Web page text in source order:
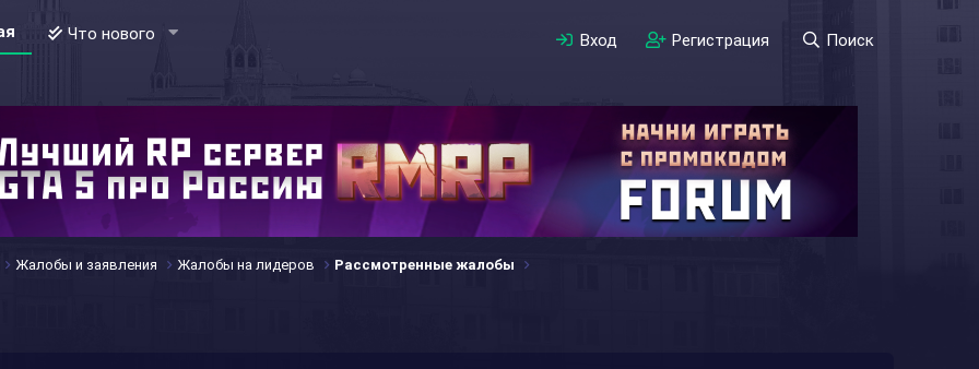
Что нового Вход Регистрация Поиск
Жалобы и заявления Жалобы на лидеров Рассмотренные жалобы